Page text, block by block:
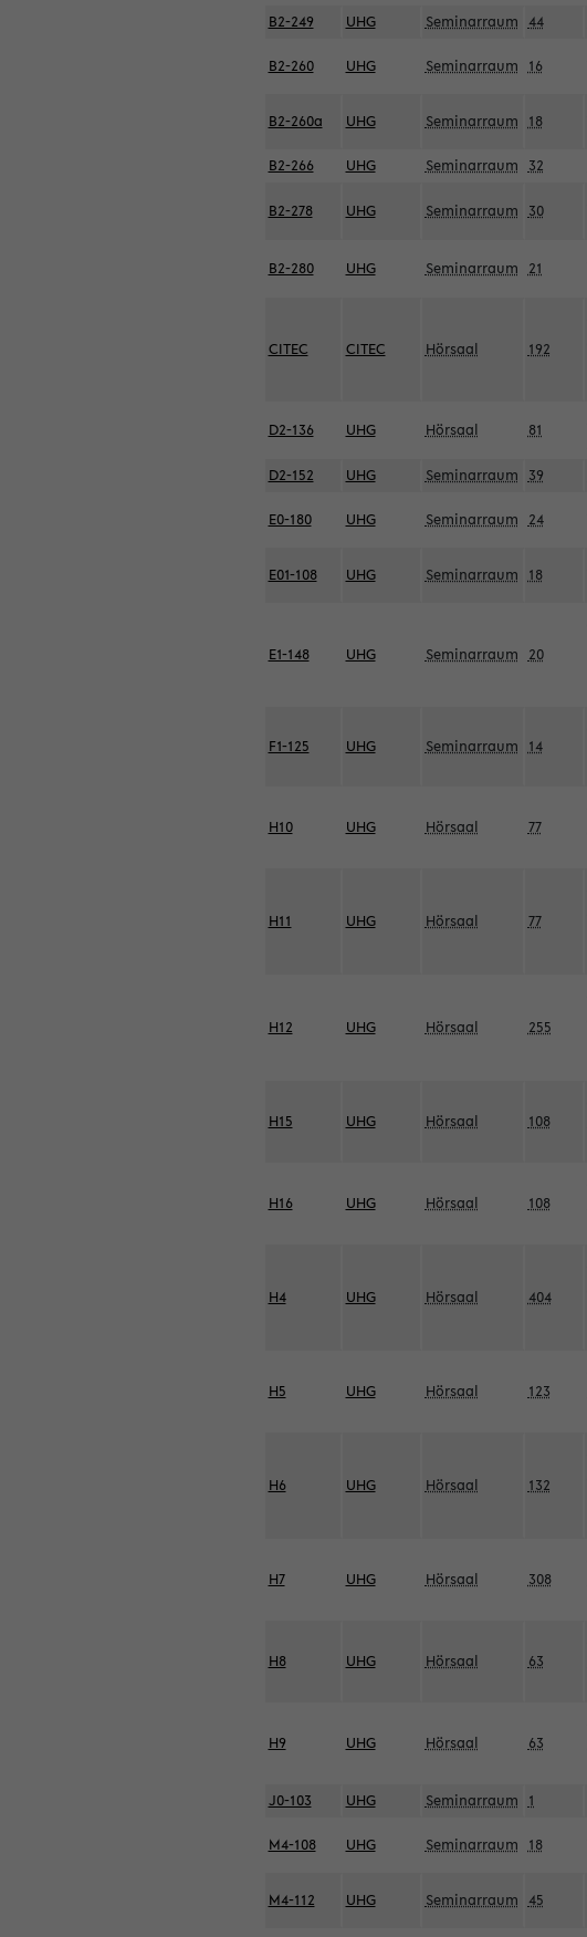
B2-249
UHG Seminarraum 44
B2-260 UHG Seminarraum 16
B2-260a UHG Seminarraum 18
B2-266 UHG Seminarraum 32
B2-278 UHG Seminarraum 30
B2-280 UHG Seminarraum 21
CITEC CITEC Hörsaal 192
D2-136 UHG Hörsaal 81
D2-152 UHG Seminarraum 39
E0-180 UHG Seminarraum 24
E01-108 UHG Seminarraum 18
E1-148 UHG Seminarraum 20
F1-125 UHG Seminarraum 14
H10 UHG Hörsaal 77
H11 UHG Hörsaal 77
H12 UHG Hörsaal 255
H15 UHG Hörsaal 108
H16 UHG Hörsaal 108
H4 UHG Hörsaal 404
H5 UHG Hörsaal 123
H6 UHG Hörsaal 132
H7 UHG Hörsaal 308
H8 UHG Hörsaal 63
H9 UHG Hörsaal 63
J0-103 UHG Seminarraum 1
M4-108 UHG Seminarraum 18
M4-112 UHG Seminarraum 45